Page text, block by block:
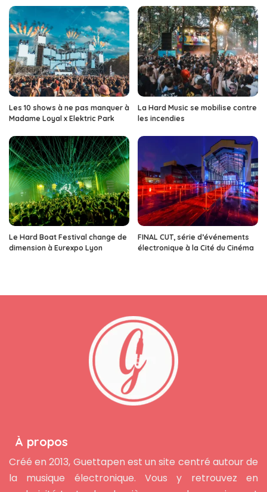
Les 10 shows à ne pas manquer à
Madame Loyal x Elektric Park
La Hard Music se mobilise contre
les incendies
Le Hard Boat Festival change de
dimension à Eurexpo Lyon
FINAL CUT, série d’événements
électronique à la Cité du Cinéma
À propos
Créé en 2013, Guettapen est un site centré autour de
la musique électronique. Vous y retrouvez en